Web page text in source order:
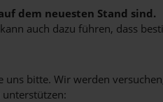
dem neuesten Stand sind.
auch dazu führen, dass
bitte. Wir werden
unterstützen: